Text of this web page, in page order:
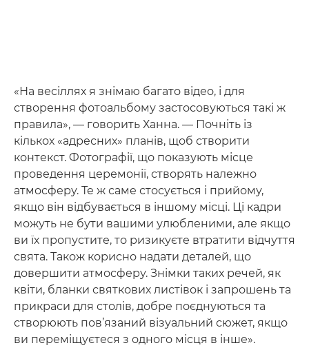
«На весіллях я знімаю багато відео, і для
створення фотоальбому застосовуються такі ж
правила», — говорить Ханна. — Почніть із
кількох «адресних» планів, щоб створити
контекст. Фотографії, що показують місце
проведення церемонії, створять належно
атмосферу. Те ж саме стосується і прийому,
якщо він відбувається в іншому місці. Ці кадри
можуть не бути вашими улюбленими, але якщо
ви їх пропустите, то ризикуєте втратити відчуття
свята. Також корисно надати деталей, що
довершити атмосферу. Знімки таких речей, як
квіти, бланки святкових листівок і запрошень та
прикраси для столів, добре поєднуються та
створюють пов’язаний візуальний сюжет, якщо
ви переміщуєтеся з одного місця в інше».